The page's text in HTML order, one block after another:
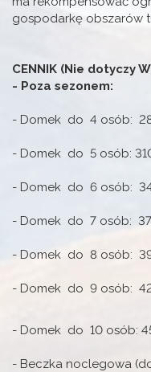
gospodarkę obszarów
CENNIK (Nie dotyczy
- Poza sezonem:
- Domek do 4 osób:
- Domek do 5 osób:
- Domek do 6 osób:
- Domek do 7 osób:
- Domek do 8 osób:
- Domek do 9 osób:
- Domek do 10 osób:
- Beczka noclegowa